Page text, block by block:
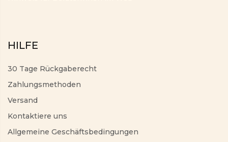
HILFE
30 Tage Rückgaberecht
Zahlungsmethoden
Versand
Kontaktiere uns
Allgemeine Geschäftsbedingungen